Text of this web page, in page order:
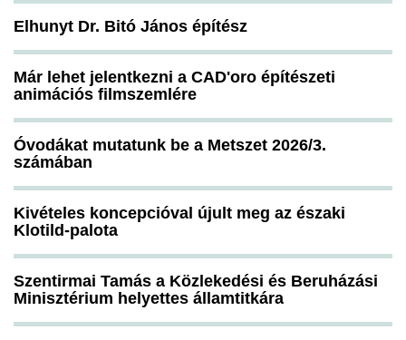
Elhunyt Dr. Bitó János építész
Már lehet jelentkezni a CAD'oro építészeti
animációs filmszemlére
Óvodákat mutatunk be a Metszet 2026/3.
számában
Kivételes koncepcióval újult meg az északi
Klotild-palota
Szentirmai Tamás a Közlekedési és Beruházási
Minisztérium helyettes államtitkára